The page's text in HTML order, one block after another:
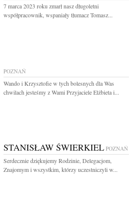
7 marca 2023 roku zmarł nasz długoletni
współpracownik, wspaniały tłumacz Tomasz...
POZNAŃ
Wando i Krzysztofie w tych bolesnych dla Was
chwilach jesteśmy z Wami Przyjaciele Elżbieta i...
STANISŁAW ŚWIERKIEL POZNAŃ
Serdecznie dziękujemy Rodzinie, Delegacjom,
Znajomym i wszystkim, którzy uczestniczyli w...